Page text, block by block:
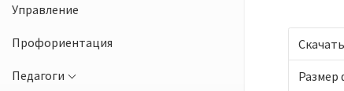
Управление
Профориентация
Педагоги
Скачать
Размер